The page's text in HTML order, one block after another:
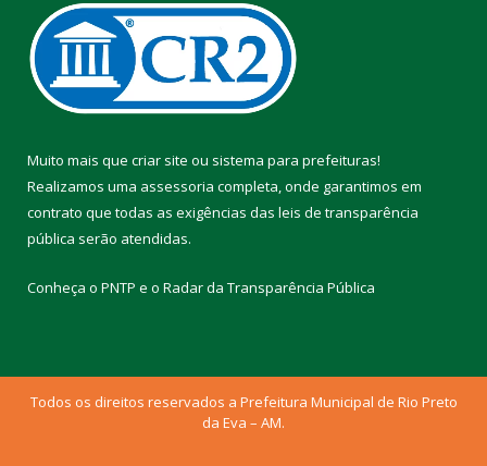
Muito mais que criar site ou sistema para prefeituras!
Realizamos uma assessoria completa, onde garantimos em
contrato que todas as exigências das leis de transparência
pública serão atendidas.
Conheça o PNTP e o Radar da Transparência Pública
Todos os direitos reservados a Prefeitura Municipal de Rio Preto
da Eva – AM.